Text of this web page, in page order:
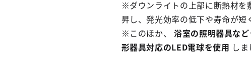
※ダウンライトの上部に断熱材を
昇し、発光効率の低下や寿命が短
※このほか、
浴室の照明器具な
形器具対応のLED電球を使用 しま